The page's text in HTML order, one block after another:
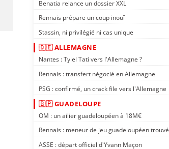
Benatia relance un dossier XXL
Rennais prépare un coup inouï
Stassin, ni privilégié ni cas unique
🇩🇪 ALLEMAGNE
Nantes : Tylel Tati vers l'Allemagne ?
Rennais : transfert négocié en Allemagne
PSG : confirmé, un crack file vers l'Allemagne
🇬🇵 GUADELOUPE
OM : un ailier guadeloupéen à 18M€
Rennais : meneur de jeu guadeloupéen trouvé
ASSE : départ officiel d'Yvann Maçon